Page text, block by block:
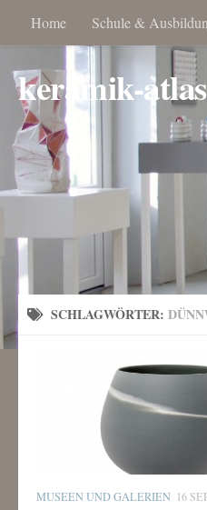
Home Schule &
keramik-
SCHLAGWÖRTER:
MUSEEN UND GALERIEN 16